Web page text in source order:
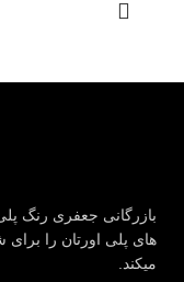
بازرگانی جعفری رنگ
های پلی اورتان را برای
میکند.